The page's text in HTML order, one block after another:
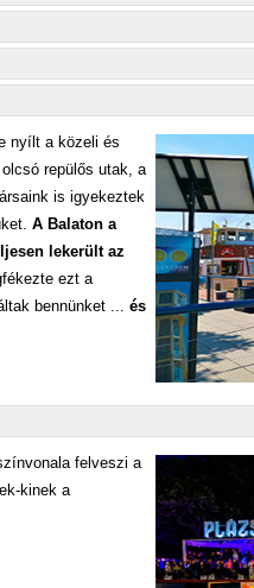
nyílt a közeli és
repülős utak, a
is igyekeztek
A Balaton a
lekerült az
ezt a
bennünket ... és
felveszi a
kinek a